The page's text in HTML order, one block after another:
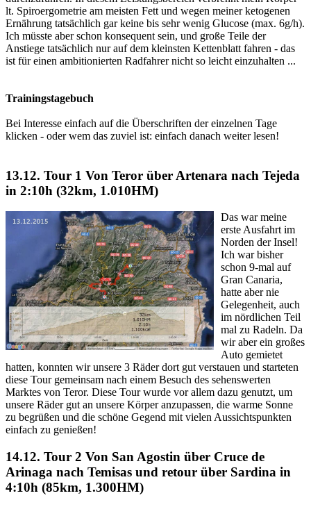
lt. Spiroergometrie am meisten Fett und wegen meiner ketogenen
Ernährung tatsächlich gar keine bis sehr wenig Glucose (max. 6g/h).
Ich müsste aber schon konsequent sein, und große Teile der
Anstiege tatsächlich nur auf dem kleinsten Kettenblatt fahren - das
ist für einen ambitionierten Radfahrer nicht so leicht einzuhalten ...
Trainingstagebuch
Bei Interesse einfach auf die Überschriften der einzelnen Tage
klicken - oder wem das zuviel ist: einfach danach weiter lesen!
13.12. Tour 1 Von Teror über Artenara nach Tejeda
in 2:10h (32km, 1.010HM)
Das war meine
erste Ausfahrt im
Norden der Insel!
Ich war bisher
schon 9-mal auf
Gran Canaria,
hatte aber nie
Gelegenheit, auch
im nördlichen Teil
mal zu Radeln. Da
wir aber ein großes
Auto gemietet
hatten, konnten wir unsere 3 Räder dort gut verstauen und starteten
diese Tour gemeinsam nach einem Besuch des sehenswerten
Marktes von Teror. Diese Tour wurde vor allem dazu genutzt, um
unsere Räder gut an unsere Körper anzupassen, die warme Sonne
zu begrüßen und die schöne Gegend mit vielen Aussichtspunkten
einfach zu genießen!
14.12. Tour 2 Von San Agostin über Cruce de
Arinaga nach Temisas und retour über Sardina in
4:10h (85km, 1.300HM)